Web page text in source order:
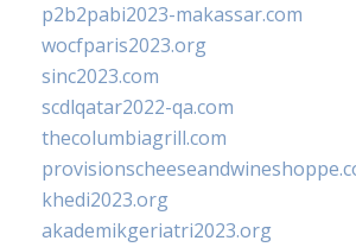
p2b2pabi2023-makassar.com
wocfparis2023.org
sinc2023.com
scdlqatar2022-qa.com
thecolumbiagrill.com
khedi2023.org
akademikgeriatri2023.org